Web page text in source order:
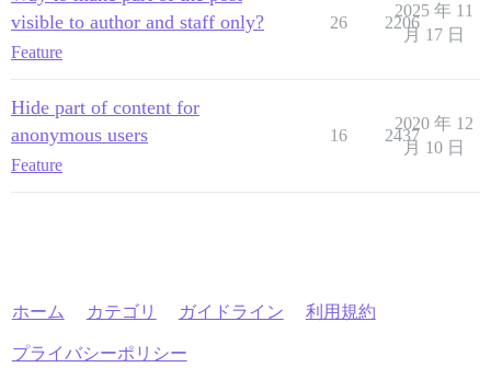
visible to author and staff only?
Feature
26 2206
2025 年 11
月 17 日
Hide part of content for
anonymous users
Feature
16 2437
2020 年 12
月 10 日
ホーム カテゴリ ガイドライン 利用規約
プライバシーポリシー